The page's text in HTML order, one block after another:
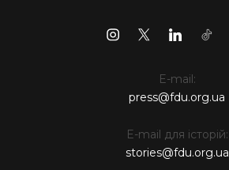
E-mail:
press@fdu.org.ua
E-mail для історій:
stories@fdu.org.ua